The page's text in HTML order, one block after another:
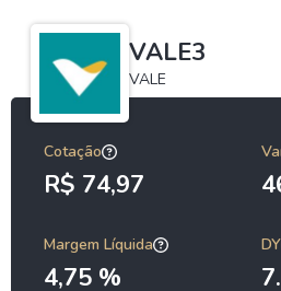
VALE3
VALE
Cotação
R$ 74,97
Margem Líquida
4,75 %
DY